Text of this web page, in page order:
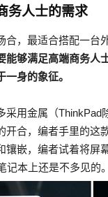
务人士的需求
合，最适合搭配一
能够满足高端商务人
身的象征。
用金属（
开合，编者手里的这
镶嵌，编者试着将屏
记本上还是不多见的。